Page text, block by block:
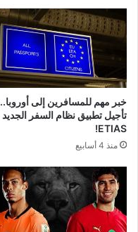
خبر مهم للمسافرين إلى أوروبا..
تأجيل تطبيق نظام السفر الجديد
ETIAS!
منذ 4 أسابيع